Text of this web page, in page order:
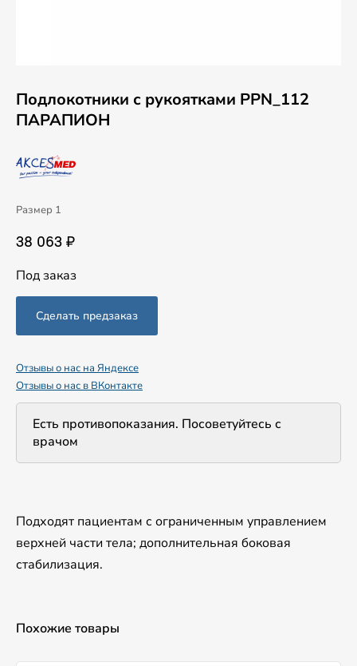
Подлокотники с рукоятками PPN_112
ПАРАПИОН
Размер 1
38 063 ₽
Под заказ
Отзывы о нас на Яндексе
Отзывы о нас в ВКонтакте
Есть противопоказания. Посоветуйтесь с
врачом
Подходят пациентам с ограниченным управлением
верхней части тела; дополнительная боковая
стабилизация.
Похожие товары